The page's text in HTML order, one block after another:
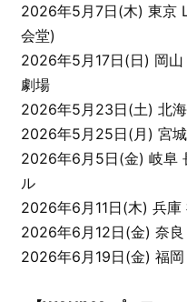
2026年5月7日(木) 東京
会堂)
2026年5月17日(日) 岡
劇場
2026年5月23日(土) 北
2026年5月25日(月) 宮
2026年6月5日(金) 岐阜
ル
2026年6月11日(木) 兵
2026年6月12日(金) 奈
2026年6月19日(金) 福岡